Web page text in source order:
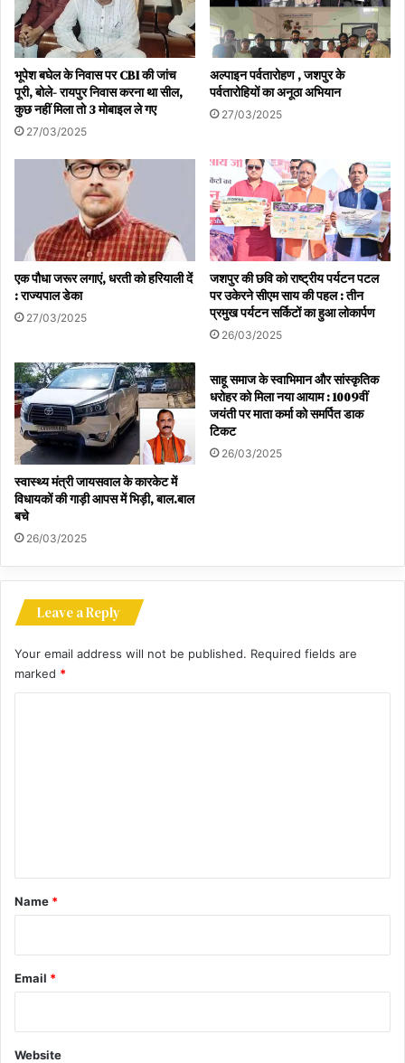
भूपेश बघेल के निवास पर CBI की जांच
पूरी, बोले- रायपुर निवास करना था सील,
कुछ नहीं मिला तो 3 मोबाइल ले गए
27/03/2025
अल्पाइन पर्वतारोहण , जशपुर के
पर्वतारोहियों का अनूठा अभियान
27/03/2025
एक पौधा जरूर लगाएं, धरती को हरियाली दें
: राज्यपाल डेका
27/03/2025
जशपुर की छवि को राष्ट्रीय पर्यटन पटल
पर उकेरने सीएम साय की पहल : तीन
प्रमुख पर्यटन सर्किटों का हुआ लोकार्पण
26/03/2025
स्वास्थ्य मंत्री जायसवाल के कारकेट में
विधायकों की गाड़ी आपस में भिड़ी, बाल.बाल
बचे
26/03/2025
साहू समाज के स्वाभिमान और सांस्कृतिक
धरोहर को मिला नया आयाम : 1009वीं
जयंती पर माता कर्मा को समर्पित डाक
टिकट
26/03/2025
Leave a Reply
Your email address will not be published. Required fields are
marked *
*
Name *
Email *
Website